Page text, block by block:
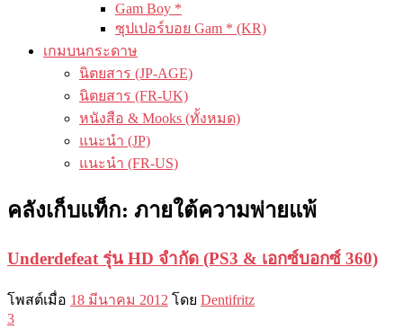
Gam Boy *
ซุปเปอร์บอย Gam * (KR)
เกมบนกระดาษ
นิตยสาร (JP-AGE)
นิตยสาร (FR-UK)
หนังสือ & Mooks (ทั้งหมด)
แนะนำ (JP)
แนะนำ (FR-US)
คลังเก็บแท็ก: ภายใต้ความพ่ายแพ้
Underdefeat รุ่น HD จำกัด (PS3 & เอกซ์บอกซ์ 360)
โพสต์เมื่อ 18 มีนาคม 2012 โดย Dentifritz
3